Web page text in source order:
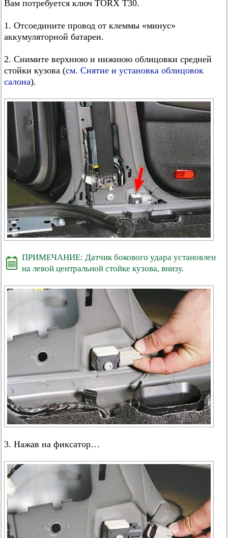
Вам потребуется ключ TORX T30.
1. Отсоедините провод от клеммы «минус»
аккумуляторной батареи.
2. Снимите верхнюю и нижнюю облицовки средней
стойки кузова (см. Снятие и установка облицовок
салона).
ПРИМЕЧАНИЕ: Датчик бокового удара установлен
на левой центральной стойке кузова, внизу.
3. Нажав на фиксатор…